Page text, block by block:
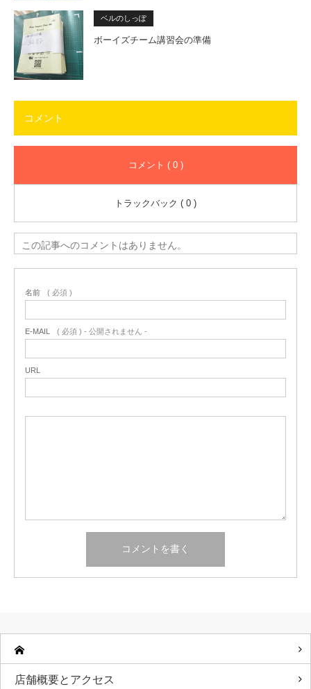
ベルのしっぽ
ボーイズチーム講習会の準備
コメント
コメント ( 0 )
トラックバック ( 0 )
この記事へのコメントはありません。
名前 ( 必須 )
E-MAIL ( 必須 ) - 公開されません -
URL
店舗概要とアクセス